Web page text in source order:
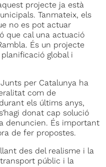
projecte ja està
Tanmateix, els
no es pot actuar
que cal una actuació
És un projecte
global i
per Catalunya ha
com de
els últims anys,
donat cap solució
denuncien. És important
de fer propostes.
des del realisme i la
públic i la